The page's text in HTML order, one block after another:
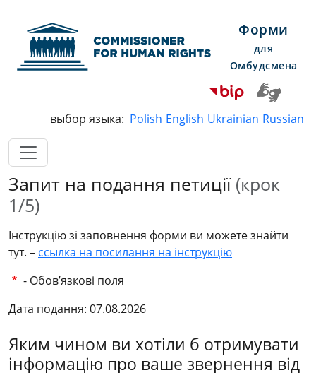
Commissioner for Human
Форми
для
Омбудсмена
выбор языка: Polish English Ukrainian Russian
Запит на подання петиції (крок
1/5)
Інструкцію зі заповнення форми ви можете знайти
тут. – ссылка на посилання на інструкцію
- Обов’язкові поля
Дата подання: 07.08.2026
Яким чином ви хотіли б отримувати
інформацію про ваше звернення від